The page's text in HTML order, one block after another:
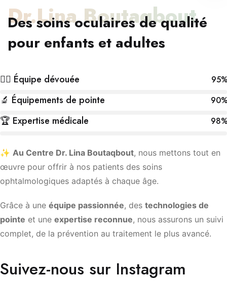
Dr.Lina Boutaqbout
Des soins oculaires de qualité
pour enfants et adultes
👩‍⚕️ Équipe dévouée
🔬 Équipements de pointe
🏆 Expertise médicale
✨ Au Centre Dr. Lina Boutaqbout, nous mettons tout en
œuvre pour offrir à nos patients des soins
ophtalmologiques adaptés à chaque âge.
Grâce à une équipe passionnée, des technologies de
pointe et une expertise reconnue, nous assurons un suivi
complet, de la prévention au traitement le plus avancé.
Suivez-nous sur Instagram